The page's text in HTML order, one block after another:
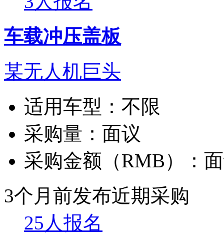
车载冲压盖板
某无人机巨头
适用车型： 不限
采购量： 面议
采购金额（RMB）：
3个月前发布近期采购
25人报名